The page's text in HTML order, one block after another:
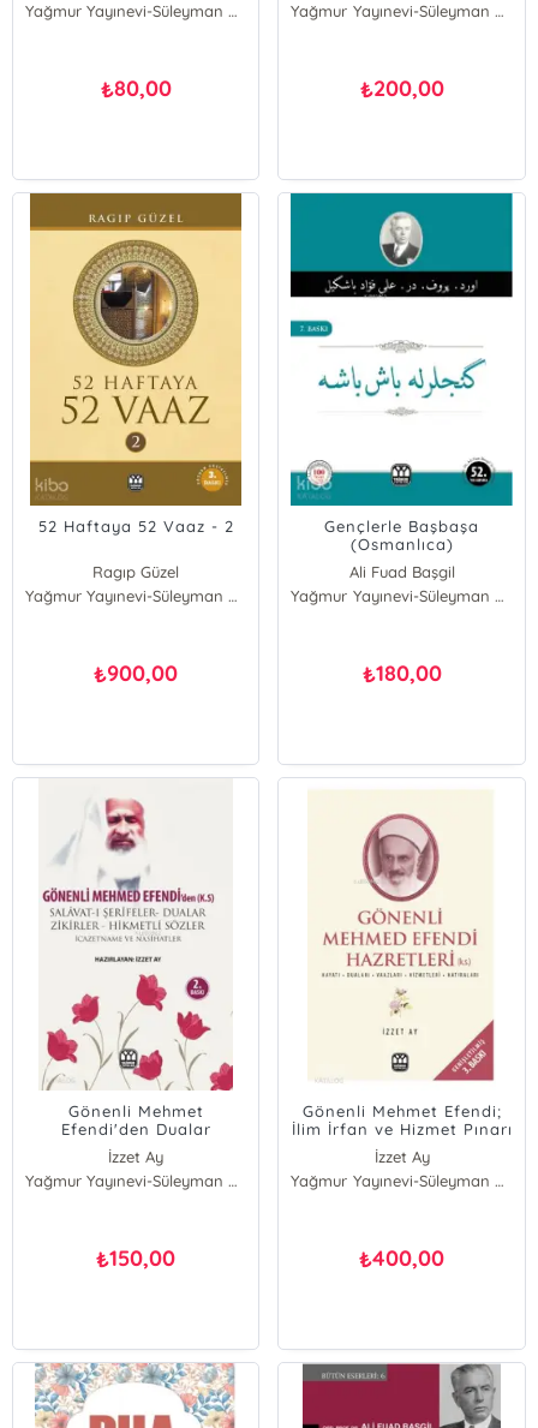
Yağmur Yayınevi-Süleyman Özdemir
₺80,00
Yağmur Yayınevi-Süleyman Özdemir
₺200,00
52 Haftaya 52 Vaaz - 2
Ragıp Güzel
Yağmur Yayınevi-Süleyman Özdemir
₺900,00
Gençlerle Başbaşa
(Osmanlıca)
Ali Fuad Başgil
Yağmur Yayınevi-Süleyman Özdemir
₺180,00
Gönenli Mehmet
Efendi'den Dualar
Salavat-ı Şerifeler ve
Zikirler
İzzet Ay
Yağmur Yayınevi-Süleyman Özdemir
₺150,00
Gönenli Mehmet Efendi;
İlim İrfan ve Hizmet Pınarı
İzzet Ay
Yağmur Yayınevi-Süleyman Özdemir
₺400,00